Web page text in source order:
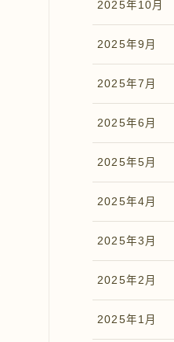
2025年10月
2025年9月
2025年7月
2025年6月
2025年5月
2025年4月
2025年3月
2025年2月
2025年1月